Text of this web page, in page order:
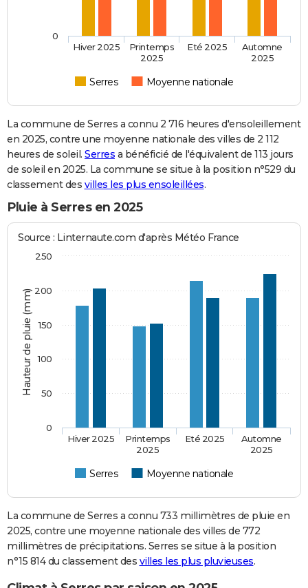
Serres Moyenne nationale
Hiver 2025
Printemps
2025
Eté 2025
Automne
2025
0
La commune de Serres a connu 2 716 heures d'ensoleillement
en 2025, contre une moyenne nationale des villes de 2 112
heures de soleil. Serres a bénéficié de l'équivalent de 113 jours
de soleil en 2025. La commune se situe à la position n°529 du
classement des villes les plus ensoleillées.
Pluie à Serres en 2025
Hauteur de pluie (mm)
Source : Linternaute.com d'après Météo France
Serres Moyenne nationale
Hiver 2025
Printemps
2025
Eté 2025
Automne
2025
0
50
100
150
200
250
La commune de Serres a connu 733 millimètres de pluie en
2025, contre une moyenne nationale des villes de 772
millimètres de précipitations. Serres se situe à la position
n°15 814 du classement des villes les plus pluvieuses.